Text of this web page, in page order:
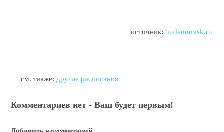
источник:budennovsk.ru
см. также:другие расписания
Комментариев нет - Ваш будет первым!